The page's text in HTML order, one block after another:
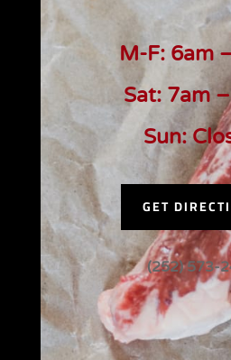
M-F: 6am
Sat: 7am
Sun:
GET
(252) 573-